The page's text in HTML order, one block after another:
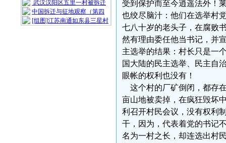
武汉汉阳区五里一村被拆迁
中国拆迁与征地观察（第四
[组图]江苏南通如东县三星村
受到保护而至今逍遥法外！
也绞尽脑汁：他们在选举村
七八十岁的老头子，在腐败
然有理由委任他当书记，并
主选举的结果：村长只是一
国大陆的民主选举、民主自
眼帐的权利也没有！
这个村的厂矿倒闭，都存
亩山地被卖掉，在疯狂毁坏
利召开村民会议，没有权利
干，因为，代表着党的书记
名为一村之长，却连选出村